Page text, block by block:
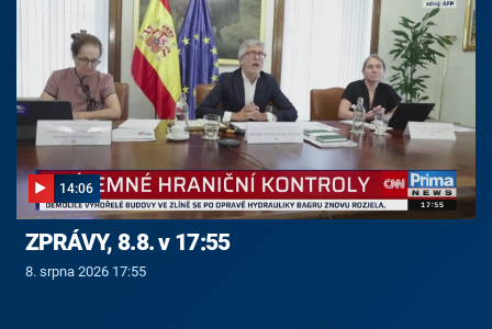
14:06
ZPRÁVY, 8.8. v 17:55
8. srpna 2026 17:55